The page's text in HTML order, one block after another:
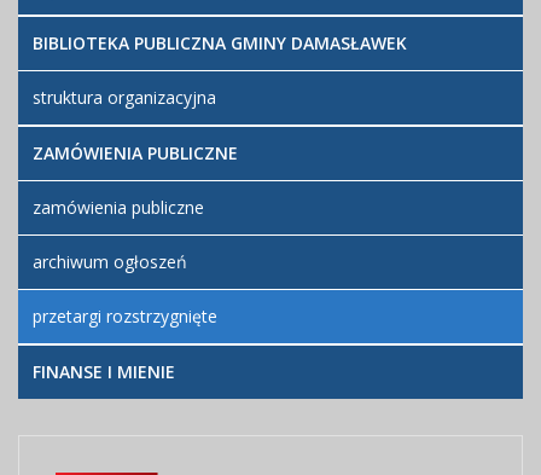
BIBLIOTEKA PUBLICZNA GMINY DAMASŁAWEK
struktura organizacyjna
ZAMÓWIENIA PUBLICZNE
zamówienia publiczne
archiwum ogłoszeń
przetargi rozstrzygnięte
FINANSE I MIENIE